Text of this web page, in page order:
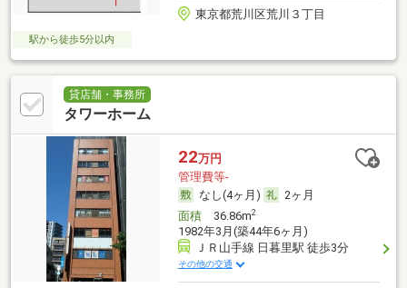
東京都荒川区荒川３丁目
駅から徒歩5分以内
貸店舗・事務所
タワーホーム
22万円
管理費等-
なし(4ヶ月)
2ヶ月
面積36.86m2
1982年3月(築44年6ヶ月)
ＪＲ山手線 日暮里駅 徒歩3分
その他の交通